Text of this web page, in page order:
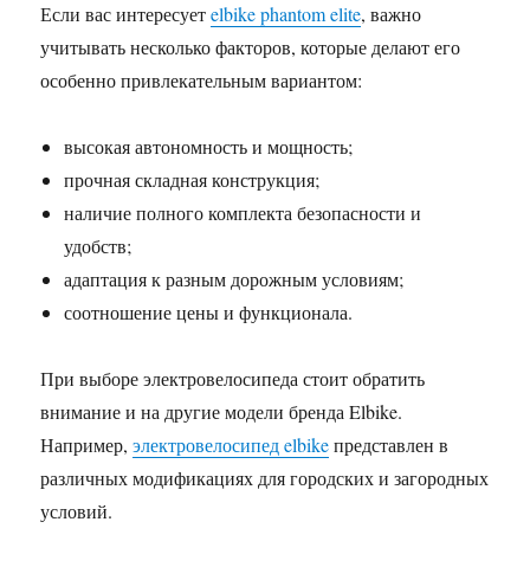
Если вас интересуетelbike phantom elite, важно
учитывать несколько факторов, которые делают его
особенно привлекательным вариантом:
высокая автономность и мощность;
прочная складная конструкция;
наличие полного комплекта безопасности и
удобств;
адаптация к разным дорожным условиям;
соотношение цены и функционала.
При выборе электровелосипеда стоит обратить
внимание и на другие модели бренда Elbike.
Например,электровелосипед elbikeпредставлен в
различных модификациях для городских и загородных
условий.